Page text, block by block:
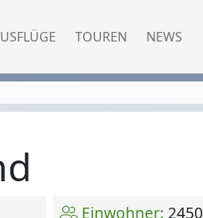
TOUREN NEWS
Einwohner: 2450